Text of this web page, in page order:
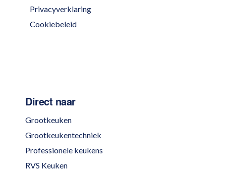
Privacyverklaring
Cookiebeleid
Direct naar
Grootkeuken
Grootkeukentechniek
Professionele keukens
RVS Keuken